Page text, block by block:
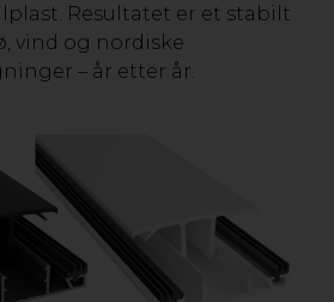
Resultatet er et stabilt
vind og nordiske
– år etter år.